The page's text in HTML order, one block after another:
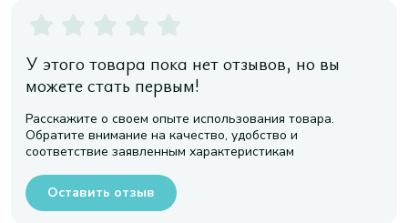
У этого товара пока нет отзывов, но вы
можете стать первым!
Расскажите о своем опыте использования товара.
Обратите внимание на качество, удобство и
соответствие заявленным характеристикам
Оставить отзыв